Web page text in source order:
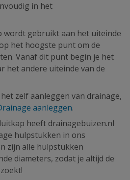
in het
wordt gebruikt aan het uiteinde
het hoogste punt om de
Vanaf dit punt begin je het
het andere uiteinde van de
zelf aanleggen van drainage,
aanleggen.
heeft drainagebuizen.nl
hulpstukken in ons
zijn alle hulpstukken
diameters, zodat je altijd de